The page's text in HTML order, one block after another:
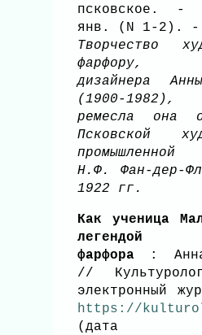
псковское.
янв. (N 1-2).
Творчество
фарфору,
дизайнера
(1900-
ремесла она
Псковской
Н.Ф. Фан-дер-
1922 гг.
Как ученица
легендой
фарфора : Анна
//
электронный
https://
(дата